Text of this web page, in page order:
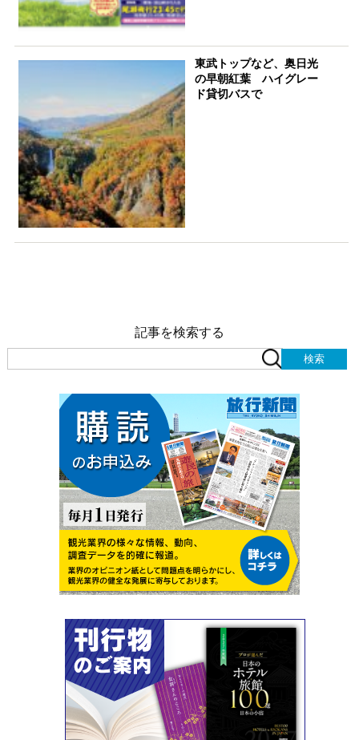
東武トップなど、奥日光
の早朝紅葉 ハイグレー
ド貸切バスで
記事を検索する